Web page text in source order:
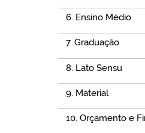
6. Ensino Médio
7. Graduação
8. Lato Sensu
9. Material
10. Orçamento e